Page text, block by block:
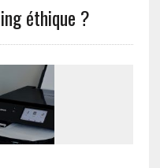
éthique ?